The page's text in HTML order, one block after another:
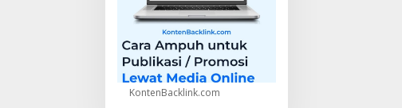
KontenBacklink.com